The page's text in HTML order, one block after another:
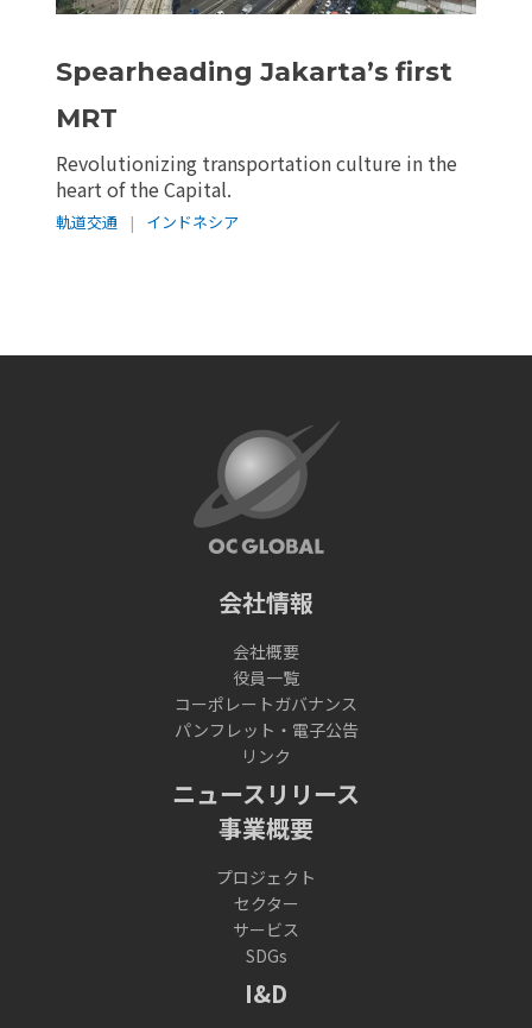
Spearheading Jakarta’s first
MRT
Revolutionizing transportation culture in the
heart of the Capital.
軌道交通 | インドネシア
会社情報
会社概要
役員一覧
コーポレートガバナンス
パンフレット・電子公告
リンク
ニュースリリース
事業概要
プロジェクト
セクター
サービス
SDGs
I&D